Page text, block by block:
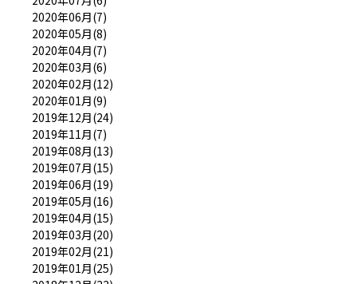
2020年06月(7)
2020年05月(8)
2020年04月(7)
2020年03月(6)
2020年02月(12)
2020年01月(9)
2019年12月(24)
2019年11月(7)
2019年08月(13)
2019年07月(15)
2019年06月(19)
2019年05月(16)
2019年04月(15)
2019年03月(20)
2019年02月(21)
2019年01月(25)